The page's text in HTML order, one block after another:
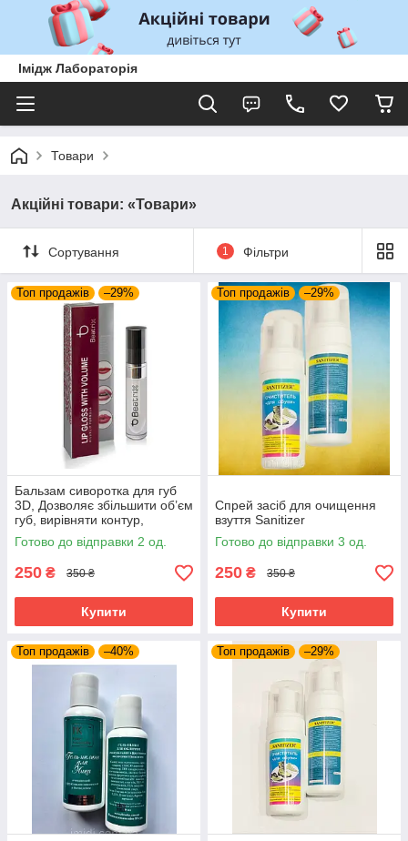
Імідж Лабораторія
Товари
Акційні товари: «Товари»
Сортування 1 Фільтри
Топ продажів –29%
Бальзам сиворотка для губ
3D, Дозволяє збільшити об’єм
губ, вирівняти контур,
зробити більш насичений
колір
Готово до відправки 2 од.
250 ₴ 350 ₴
Купити
Топ продажів –29%
Спрей засіб для очищення
взуття Sanitizer
Готово до відправки 3 од.
250 ₴ 350 ₴
Купити
Топ продажів –40% Топ продажів –29%